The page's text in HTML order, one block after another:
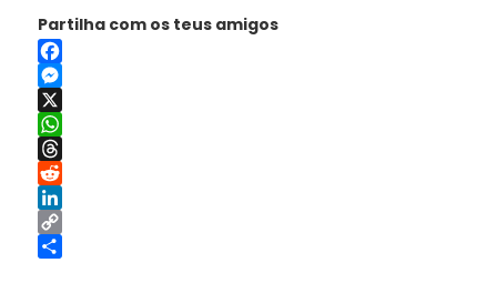
Partilha com os teus amigos
Facebook
Messenger
X
WhatsApp
Threads
Reddit
LinkedIn
Copy